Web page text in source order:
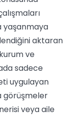
yaşanmaya
aktaran
ve
sadece
uygulayan
görüşmeler
veya aile